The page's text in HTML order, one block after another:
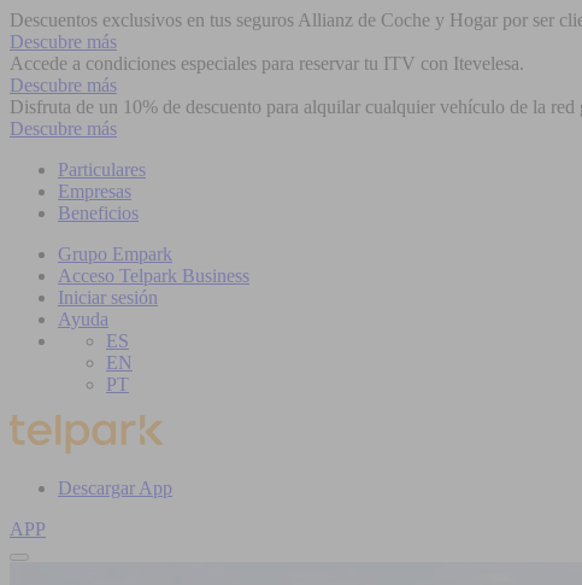
Descuentos exclusivos en tus seguros Allianz de Coche y Hogar por ser
Descubre más
Accede a condiciones especiales para reservar tu ITV con Itevelesa.
Descubre más
Disfruta de un 10% de descuento para alquilar cualquier vehículo de la red
Descubre más
Particulares
Empresas
Beneficios
Grupo Empark
Acceso Telpark Business
Iniciar sesión
Ayuda
ES
EN
PT
Descargar App
APP